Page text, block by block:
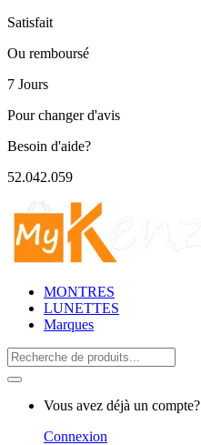
Satisfait
Ou remboursé
7 Jours
Pour changer d'avis
Besoin d'aide?
52.042.059
MONTRES
LUNETTES
Marques
Search
for:
Vous avez déjà un compte?
Connexion